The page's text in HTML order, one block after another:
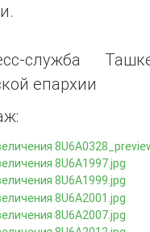
служба
епархии